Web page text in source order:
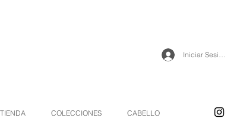
Iniciar Sesión
TIENDA COLECCIONES CABELLO